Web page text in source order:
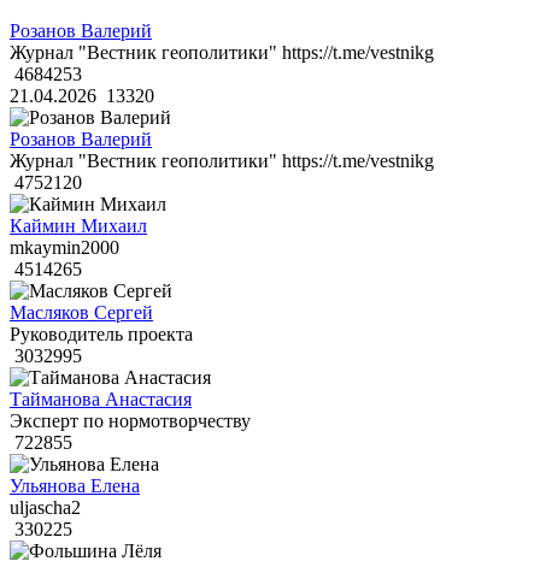
Розанов Валерий
Журнал "Вестник геополитики" https://t.me/vestnikg
4684253
21.04.2026 13320
Розанов Валерий
Журнал "Вестник геополитики" https://t.me/vestnikg
4752120
Каймин Михаил
mkaymin2000
4514265
Масляков Сергей
Руководитель проекта
3032995
Тайманова Анастасия
Эксперт по нормотворчеству
722855
Ульянова Елена
uljascha2
330225